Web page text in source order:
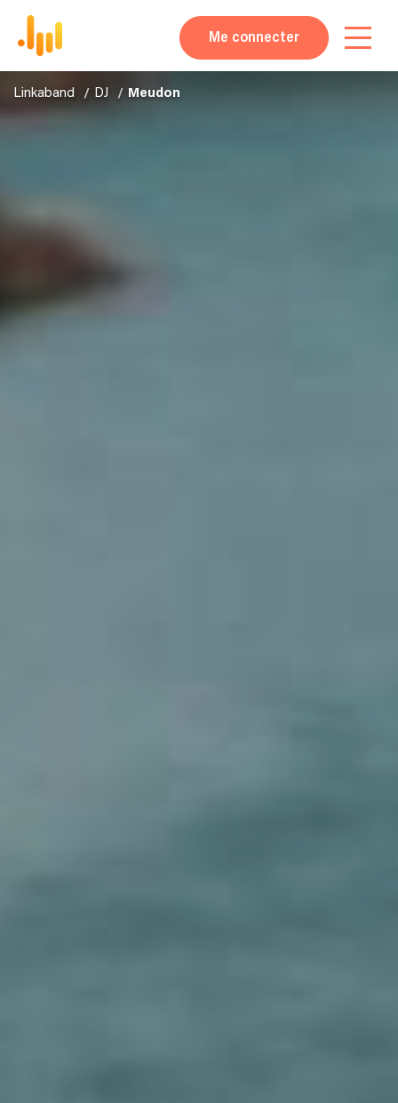
Me connecter
Linkaband DJ Meudon